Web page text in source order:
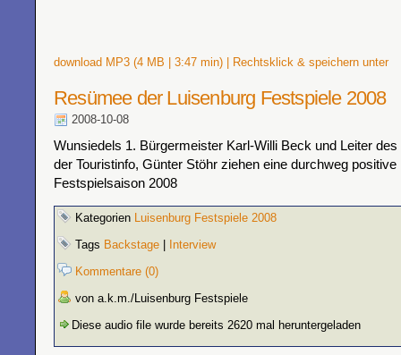
download MP3 (4 MB | 3:47 min) | Rechtsklick & speichern unter
Resümee der Luisenburg Festspiele 2008
2008-10-08
Wunsiedels 1. Bürgermeister Karl-Willi Beck und Leiter
der Touristinfo, Günter Stöhr ziehen eine durchweg positive
Festspielsaison 2008
Kategorien Luisenburg Festspiele 2008
Tags Backstage
Interview
Kommentare (0)
von a.k.m./Luisenburg Festspiele
Diese audio file wurde bereits 2620 mal heruntergeladen